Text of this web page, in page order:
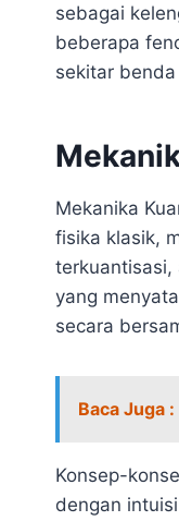
sebagai
beberapa
sekitar
Mekanika
fisika klasik,
terkuantisasi,
yang
secara
Baca Juga :
Konsep-
dengan